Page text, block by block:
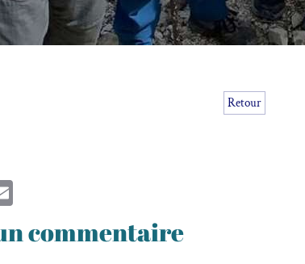
Retour
commentaire